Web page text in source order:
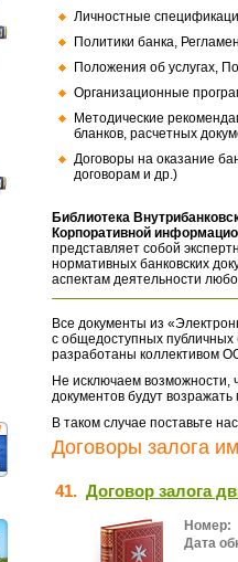
Личностные
Политики банка,
Положения об услугах,
Организационные
Методические
бланков, расчетных
Договоры на оказание
договорам и др.)
Библиотека
Корпоративной
представляет собой
нормативных банковских
аспектам деятельности
Все документы из
с общедоступных
разработаны коллективом
Не исключаем возможности,
документов будут
В таком случае поставьте
Договоры залога
41. Договор залога
Номер:
Дата